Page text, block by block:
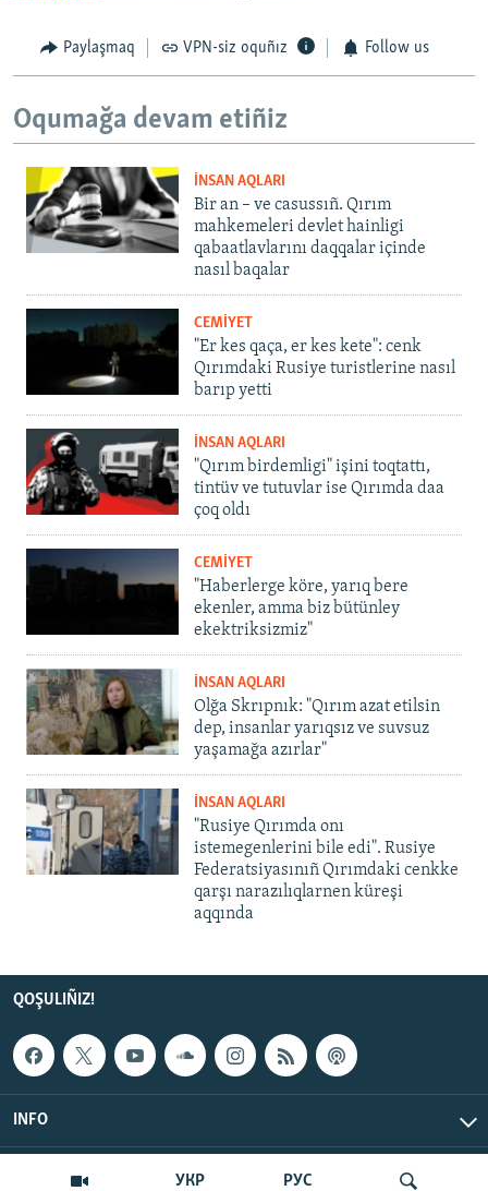
УКР РУС
Paylaşmaq VPN-siz oquñız Follow us
Oqumağa devam etiñiz
İNSAN AQLARI
Bir an – ve casussıñ. Qırım
mahkemeleri devlet hainligi
qabaatlavlarını daqqalar içinde
nasıl baqalar
CEMİYET
"Er kes qaça, er kes kete": cenk
Qırımdaki Rusiye turistlerine nasıl
barıp yetti
İNSAN AQLARI
"Qırım birdemligi" işini toqtattı,
tintüv ve tutuvlar ise Qırımda daa
çoq oldı
CEMİYET
"Haberlerge köre, yarıq bere
ekenler, amma biz bütünley
ekektriksizmiz"
İNSAN AQLARI
Olğa Skrıpnık: "Qırım azat etilsin
dep, insanlar yarıqsız ve suvsuz
yaşamağa azırlar"
İNSAN AQLARI
"Rusiye Qırımda onı
istemegenlerini bile edi". Rusiye
Federatsiyasınıñ Qırımdaki cenkke
qarşı narazılıqlarnen küreşi
aqqında
QOŞULIÑIZ!
INFO
© Qırım.Aqiqat, 2026 | All Rights Reserved.